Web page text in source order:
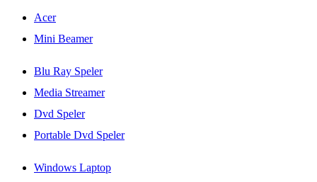
Acer
Mini Beamer
Blu Ray Speler
Media Streamer
Dvd Speler
Portable Dvd Speler
Windows Laptop